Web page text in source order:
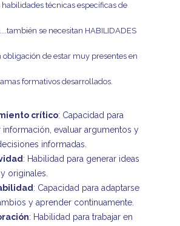
técnicas específicas de
se necesitan HABILIDADES
obligación de estar muypresentes en
formativos desarrollados.
crítico: Capacidad para
información, evaluar argumentos y
informadas.
: Habilidad para generar ideas
originales.
: Capacidad para adaptarse
y aprender continuamente.
: Habilidad para trabajar en